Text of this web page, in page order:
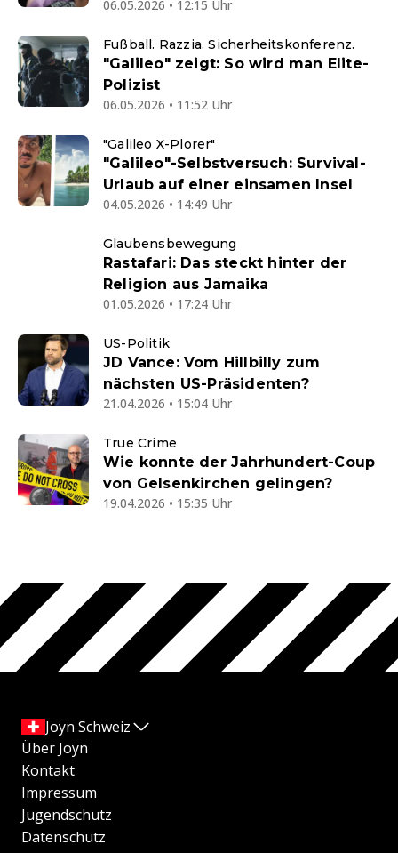
06.05.2026 • 12:15 Uhr
Fußball. Razzia. Sicherheitskonferenz.
"Galileo" zeigt: So wird man Elite-
Polizist
06.05.2026 • 11:52 Uhr
"Galileo X-Plorer"
"Galileo"-Selbstversuch: Survival-
Urlaub auf einer einsamen Insel
04.05.2026 • 14:49 Uhr
Glaubensbewegung
Rastafari: Das steckt hinter der
Religion aus Jamaika
01.05.2026 • 17:24 Uhr
US-Politik
JD Vance: Vom Hillbilly zum
nächsten US-Präsidenten?
21.04.2026 • 15:04 Uhr
True Crime
Wie konnte der Jahrhundert-Coup
von Gelsenkirchen gelingen?
19.04.2026 • 15:35 Uhr
Joyn Schweiz
Über Joyn
Kontakt
Impressum
Jugendschutz
Datenschutz